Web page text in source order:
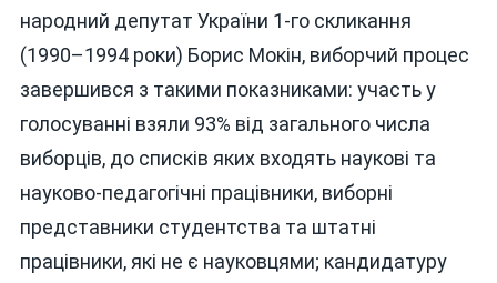
народний депутат України 1-го скликання
(1990–1994 роки) Борис Мокін, виборчий процес
завершився з такими показниками: участь у
голосуванні взяли 93% від загального числа
виборців, до списків яких входять наукові та
науково-педагогічні працівники, виборні
представники студентства та штатні
працівники, які не є науковцями; кандидатуру